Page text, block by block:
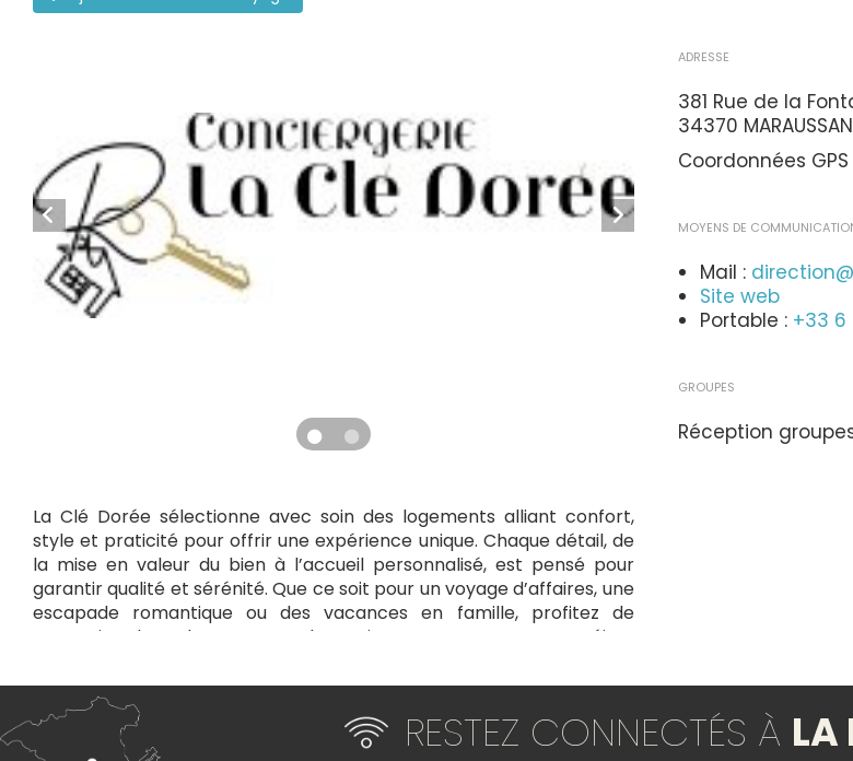
La Clé Dorée sélectionne avec soin des logements alliant confort,
style et praticité pour offrir une expérience unique. Chaque détail, de
la mise en valeur du bien à l’accueil personnalisé, est pensé pour
garantir qualité et sérénité. Que ce soit pour un voyage d’affaires, une
escapade romantique ou des vacances en famille, profitez de
prestations haut de gamme et de services sur-mesure pour un séjour
+
ADRESSE
381 Rue de la
34370 MARAUSSAN
Coordonnées
MOYENS DE
Mail :
Site web
Portable : +33 6
GROUPES
Réception
RESTEZ CONNECTÉS À LA